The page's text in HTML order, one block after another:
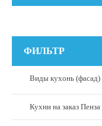
ФИЛЬТР
Виды кухонь (фасад)
Кухни на заказ Пенза